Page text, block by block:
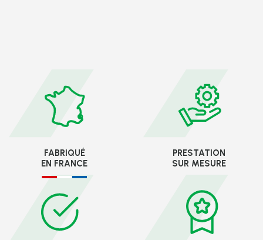
FABRIQUÉ
EN FRANCE
PRESTATION
SUR MESURE